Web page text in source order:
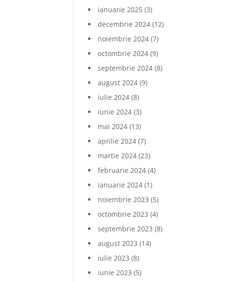
ianuarie 2025 (3)
decembrie 2024 (12)
noiembrie 2024 (7)
octombrie 2024 (9)
septembrie 2024 (8)
august 2024 (9)
iulie 2024 (8)
iunie 2024 (3)
mai 2024 (13)
aprilie 2024 (7)
martie 2024 (23)
februarie 2024 (4)
ianuarie 2024 (1)
noiembrie 2023 (5)
octombrie 2023 (4)
septembrie 2023 (8)
august 2023 (14)
iulie 2023 (8)
iunie 2023 (5)